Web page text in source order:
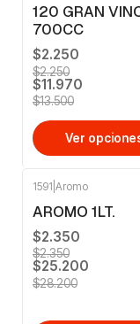
120 GRAN
700CC
$2.250
$2.250
$11.970
$13.500
Ver
1591 Aromo
AROMO 1LT.
$2.350
$2.350
$25.200
$28.200